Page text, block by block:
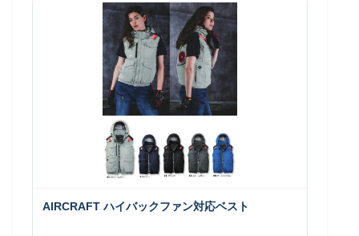
AIRCRAFT ハイバックファン対応ベスト